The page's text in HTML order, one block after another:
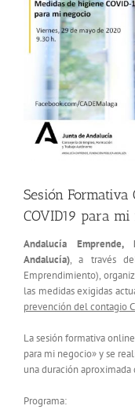
más
grande
Sesión
COVID19 para
Andalucía
Andalucía), a través
Emprendimiento),
las medidas exigidas
prevención del contagio
La sesión formativa
para mi negocio» y se
una duración aproximada
Programa: